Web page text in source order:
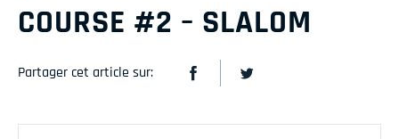
COURSE #2 – SLALOM
Partager cet article sur: